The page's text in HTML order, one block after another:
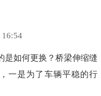
是如何更换？桥梁伸缩缝
一是为了车辆平稳的行